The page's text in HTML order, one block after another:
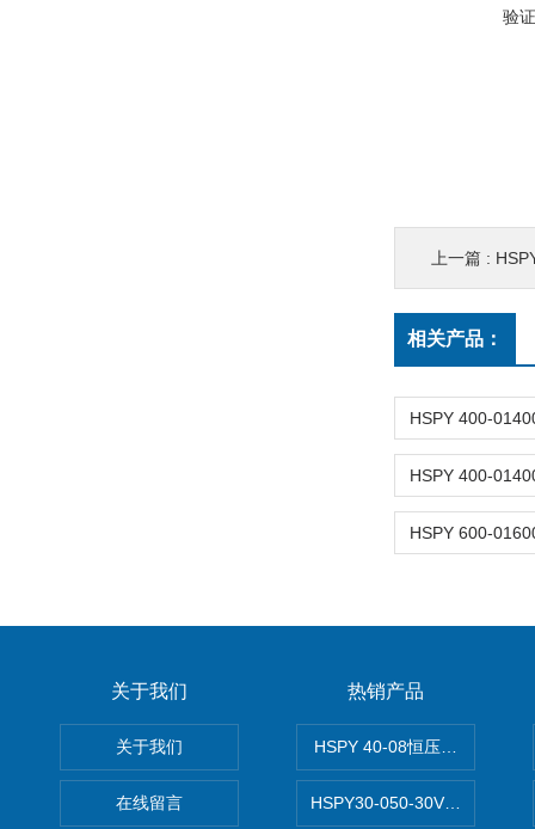
验
上一篇 :
相关产品：
关于我们
关于我们
在线留言
热销产品
HSPY 40-08恒压恒流恒功率
HSPY30-050-30V/-05A可调